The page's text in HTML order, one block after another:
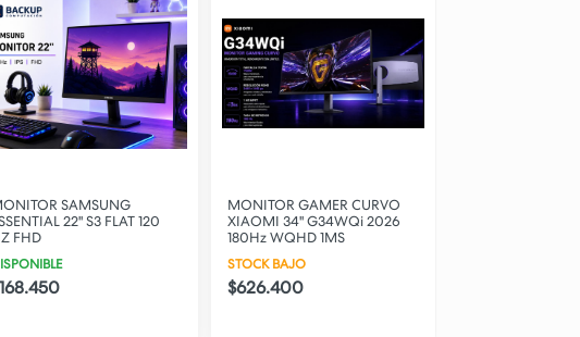
SAMSUNG
22" S3 FLAT 120
FHD
MONITOR GAMER CURVO
XIAOMI 34" G34WQi 2026
180Hz WQHD 1MS
STOCK BAJO
$626.400